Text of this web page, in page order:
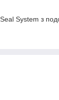
System з